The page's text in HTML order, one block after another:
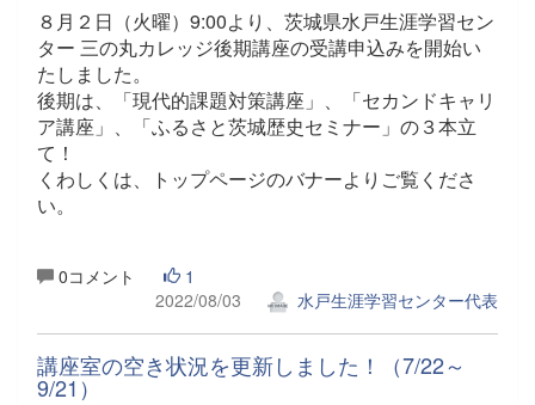
８月２日（火曜）9:00より、茨城県水戸生涯学習セン
ター 三の丸カレッジ後期講座の受講申込みを開始い
たしました。
後期は、「現代的課題対策講座」、「セカンドキャリ
ア講座」、「ふるさと茨城歴史セミナー」の３本立
て！
くわしくは、トップページのバナーよりご覧くださ
い。
0コメント
1
2022/08/03
水戸生涯学習センター代表
講座室の空き状況を更新しました！（7/22～
9/21）